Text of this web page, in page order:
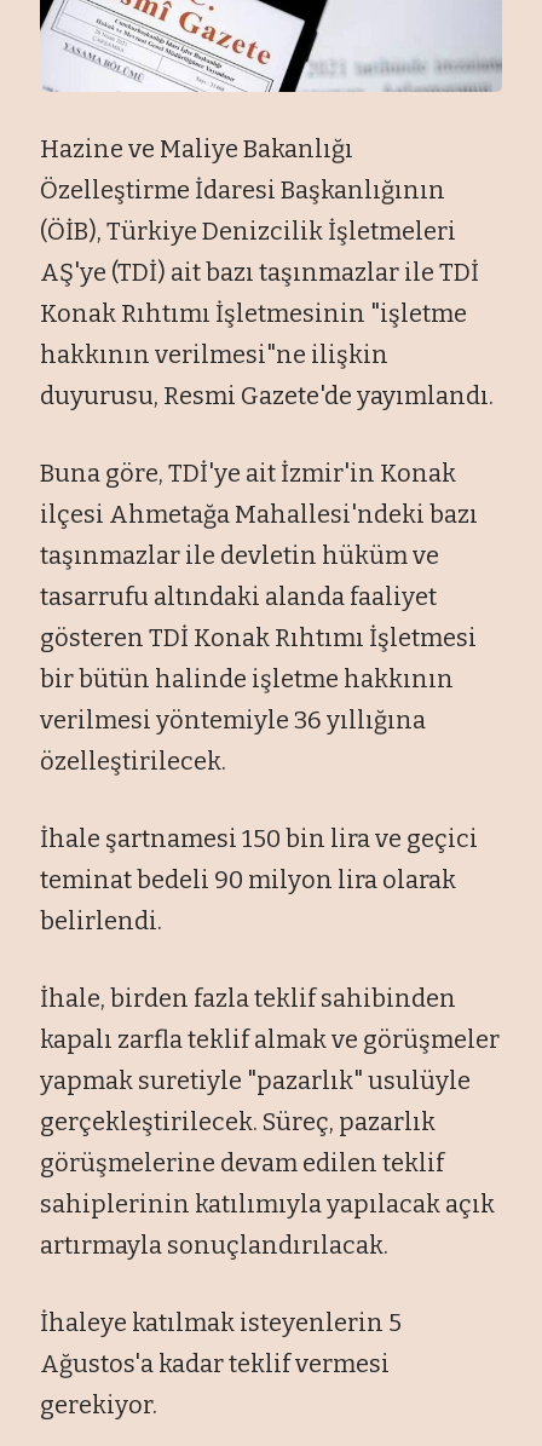
Hazine ve Maliye Bakanlığı
Özelleştirme İdaresi Başkanlığının
(ÖİB), Türkiye Denizcilik İşletmeleri
AŞ'ye (TDİ) ait bazı taşınmazlar ile TDİ
Konak Rıhtımı İşletmesinin "işletme
hakkının verilmesi"ne ilişkin
duyurusu, Resmi Gazete'de yayımlandı.
Buna göre, TDİ'ye ait İzmir'in Konak
ilçesi Ahmetağa Mahallesi'ndeki bazı
taşınmazlar ile devletin hüküm ve
tasarrufu altındaki alanda faaliyet
gösteren TDİ Konak Rıhtımı İşletmesi
bir bütün halinde işletme hakkının
verilmesi yöntemiyle 36 yıllığına
özelleştirilecek.
İhale şartnamesi 150 bin lira ve geçici
teminat bedeli 90 milyon lira olarak
belirlendi.
İhale, birden fazla teklif sahibinden
kapalı zarfla teklif almak ve görüşmeler
yapmak suretiyle "pazarlık" usulüyle
gerçekleştirilecek. Süreç, pazarlık
görüşmelerine devam edilen teklif
sahiplerinin katılımıyla yapılacak açık
artırmayla sonuçlandırılacak.
İhaleye katılmak isteyenlerin 5
Ağustos'a kadar teklif vermesi
gerekiyor.